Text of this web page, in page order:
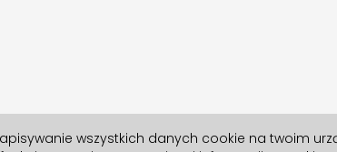
wszystkich danych cookie na twoim